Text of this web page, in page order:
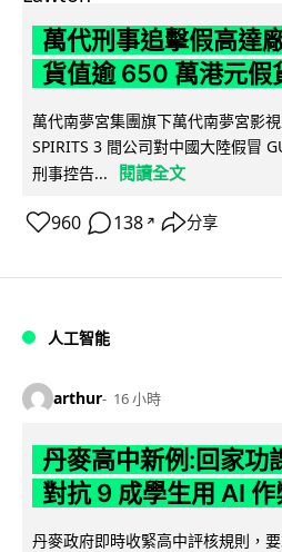
萬代刑事追擊假高達
貨值逾 650 萬港元假
萬代南夢宮集團旗下萬代南夢宮影
SPIRITS 3 間公司對中國大陸假冒
刑事控告...
閱讀全文
960 138 ↗ 分享
人工智能
arthur 16 小時
丹麥高中新例:回家功
對抗 9 成學生用 AI 作
丹麥政府即時收緊高中評核規則，